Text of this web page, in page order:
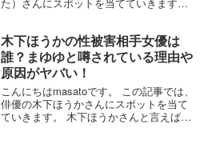
た）さんにスポットを当てていきます。
れました。 救急搬送された詳しい理由な
どは公表...
木下ほうかの性被害相手女優は
誰？まゆゆと噂されている理由や
原因がヤバい！
こんにちはmasatoです。 この記事では、
俳優の木下ほうかさんにスポットを当て
ていきます。 木下ほうかさんと言えば、